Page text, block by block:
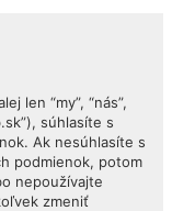
len “my”, “nás”,
súhlasíte s
Ak nesúhlasíte s
podmienok, potom
nepoužívajte
zmeniť